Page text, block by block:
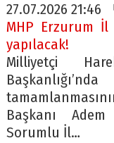
27.07.2026
MHP Erzurum İl
yapılacak!
Milliyetçi
Başkanı
Sorumlu İl…